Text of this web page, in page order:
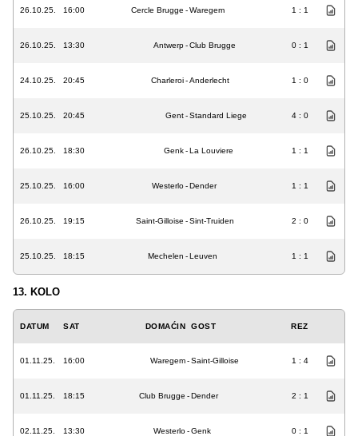
26.10.25. 16:00 Cercle Brugge -Waregem 1 : 1
26.10.25. 13:30 Antwerp-Club Brugge 0 : 1
24.10.25. 20:45 Charleroi-Anderlecht 1 : 0
25.10.25. 20:45 Gent-Standard Liege 4 : 0
26.10.25. 18:30 Genk-La Louviere 1 : 1
25.10.25. 16:00 Westerlo-Dender 1 : 1
26.10.25. 19:15 Saint-Gilloise -Sint-Truiden 2 : 0
25.10.25. 18:15 Mechelen -Leuven 1 : 1
13. KOLO
DATUM SAT DOMAĆIN GOST REZ
01.11.25. 16:00 Waregem-Saint-Gilloise 1 : 4
01.11.25. 18:15 Club Brugge -Dender 2 : 1
02.11.25. 13:30 Westerlo-Genk 0 : 1